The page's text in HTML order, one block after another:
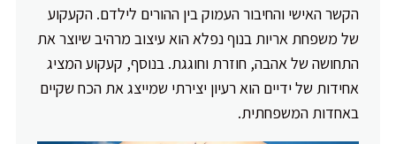
הקשר האישי והחיבור העמוק בין ההורים לילדם. הקעקוע
של משפחת אריות בנוף נפלא הוא עיצוב מרהיב שיוצר את
התחושה של אהבה, חוזרת וחוגגת. בנוסף, קעקוע המציג
אחידות של ידיים הוא רעיון יצירתי שמייצג את הכח שקיים
באחדות המשפחתית.